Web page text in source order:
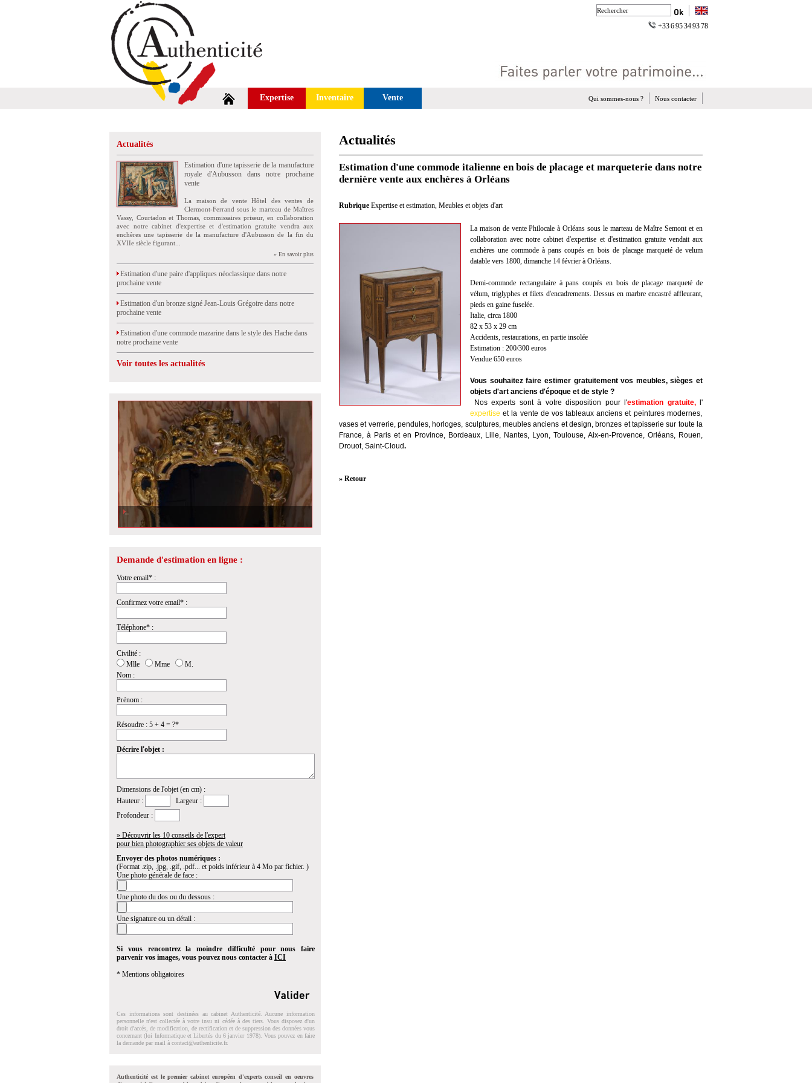
+33 6 95 34 93 78
Expertise Inventaire Vente Nous contacter
Qui sommes-nous ?
Actualités
Estimation d'une tapisserie de la manufacture
royale d'Aubusson dans notre prochaine
vente
La maison de vente Hôtel des ventes de
Clermont-Ferrand sous le marteau de Maîtres
Vassy, Courtadon et Thomas, commissaires priseur, en collaboration
avec notre cabinet d'expertise et d'estimation gratuite vendra aux
enchères une tapisserie de la manufacture d'Aubusson de la fin du
XVIIe siècle figurant...
» En savoir plus
Estimation d'une paire d'appliques néoclassique dans notre
prochaine vente
Estimation d'un bronze signé Jean-Louis Grégoire dans notre
prochaine vente
Estimation d'une commode mazarine dans le style des Hache dans
notre prochaine vente
Voir toutes les actualités
Demande d'estimation en ligne :
Votre email* :
Confirmez votre email* :
Téléphone* :
Civilité :
Mlle
Mme
M.
Nom :
Prénom :
Résoudre : 5 + 4 = ?*
Décrire l'objet :
Dimensions de l'objet (en cm) :
Hauteur :
Largeur :
Profondeur :
» Découvrir les 10 conseils de l'expert
pour bien photographier ses objets de valeur
Envoyer des photos numériques :
(Format .zip, .jpg, .gif, .pdf... et poids inférieur à 4 Mo par fichier. )
Une photo générale de face :
Une photo du dos ou du dessous :
Une signature ou un détail :
Si vous rencontrez la moindre difficulté pour nous faire
parvenir vos images, vous pouvez nous contacter à ICI
* Mentions obligatoires
Ces informations sont destinées au cabinet Authenticité. Aucune information
personnelle n'est collectée à votre insu ni cédée à des tiers. Vous disposez d'un
droit d'accés, de modification, de rectification et de suppression des données vous
concernant (loi Informatique et Libertés du 6 janvier 1978). Vous pouvez en faire
la demande par mail à contact@authenticite.fr.
Authenticité est le premier cabinet européen d'experts conseil en oeuvres
Actualités
Estimation d'une commode italienne en bois de placage et marqueterie dans notre
dernière vente aux enchères à Orléans
Rubrique Expertise et estimation, Meubles et objets d'art
La maison de vente Philocale à Orléans sous le marteau de Maître Semont et en
collaboration avec notre cabinet d'expertise et d'estimation gratuite vendait aux
enchères une commode à pans coupés en bois de placage marqueté de velum
datable vers 1800, dimanche 14 février à Orléans.
Demi-commode rectangulaire à pans coupés en bois de placage marqueté de
vélum, triglyphes et filets d'encadrements. Dessus en marbre encastré affleurant,
pieds en gaine fuselée.
Italie, circa 1800
82 x 53 x 29 cm
Accidents, restaurations, en partie insolée
Estimation : 200/300 euros
Vendue 650 euros
Vous souhaitez faire estimer gratuitement vos meubles, sièges et
objets d'art anciens d'époque et de style ?
Nos experts sont à votre disposition pour l'estimation gratuite,
l'
expertise et la vente de vos tableaux anciens et peintures modernes,
vases et verrerie, pendules, horloges, sculptures, meubles anciens et design, bronzes et tapisserie sur toute la
France, à Paris et en Province, Bordeaux, Lille, Nantes, Lyon, Toulouse, Aix-en-Provence, Orléans, Rouen,
Drouot, Saint-Cloud.
» Retour